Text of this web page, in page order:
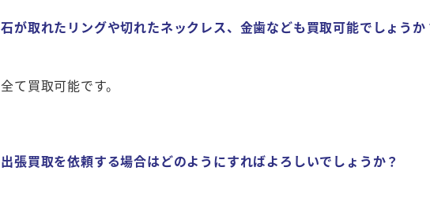
石が取れたリングや切れたネックレス、金歯なども買取可能でしょうか
全て買取可能です。
出張買取を依頼する場合はどのようにすればよろしいでしょうか？